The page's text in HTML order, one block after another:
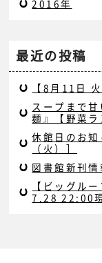
2016年
最近の投稿
【8月11日
スープまで
麺』【野菜
休館日のお
（火）］
図書館新刊
【ビッグル
7.28 22:00